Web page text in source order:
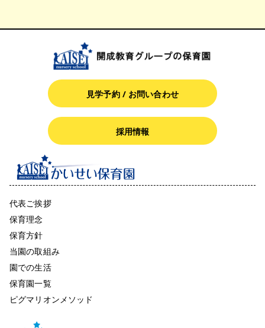
見学予約 / お問い合わせ
採用情報
代表ご挨拶
保育理念
保育方針
当園の取組み
園での生活
保育園一覧
ピグマリオンメソッド